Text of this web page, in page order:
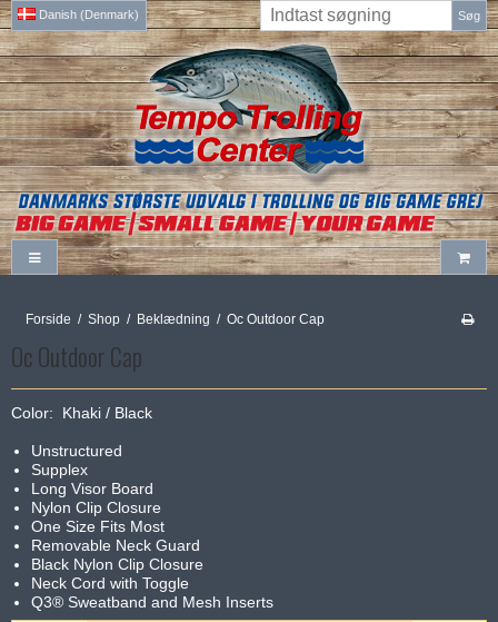
Danish (Denmark) Søg
Forside / Shop / Beklædning / Oc Outdoor Cap
Oc Outdoor Cap
Color: Khaki / Black
Unstructured
Supplex
Long Visor Board
Nylon Clip Closure
One Size Fits Most
Removable Neck Guard
Black Nylon Clip Closure
Neck Cord with Toggle
Q3® Sweatband and Mesh Inserts